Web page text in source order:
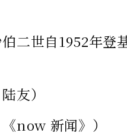
二世自1952年登
友）
now 新闻》）